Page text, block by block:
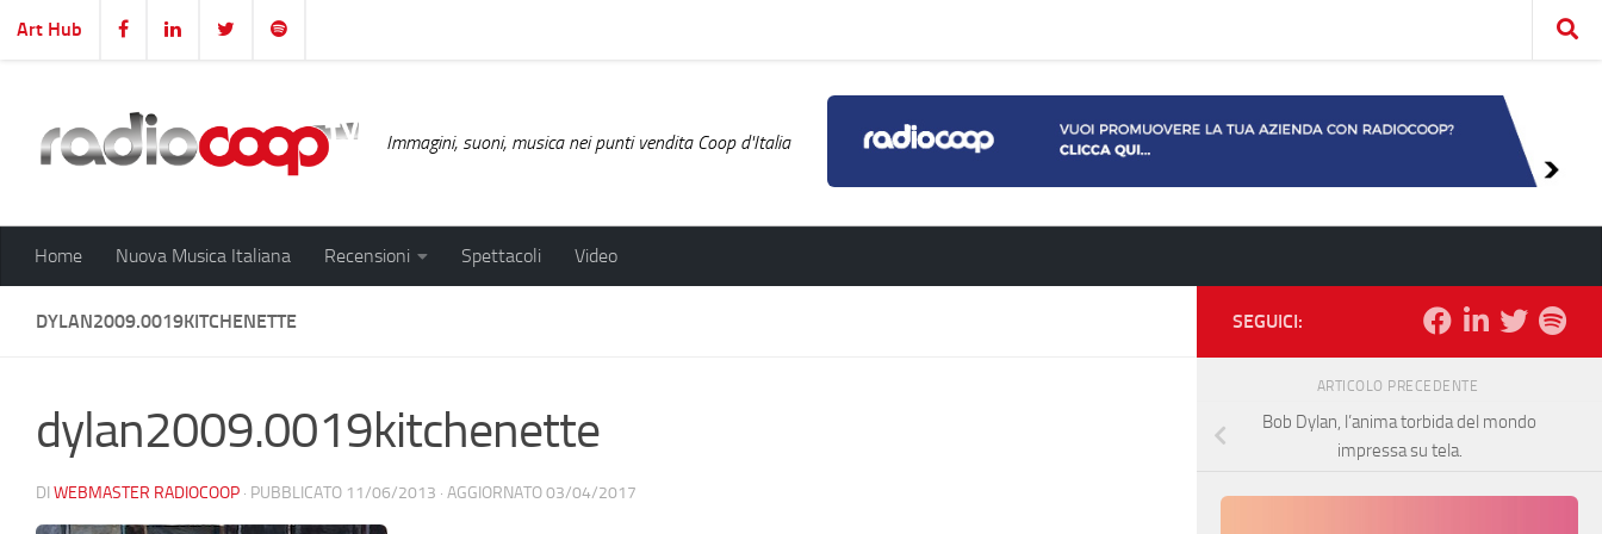
Salta al contenuto
Art Hub
Immagini, suoni, musica nei punti vendita Coop d'Italia
Home Nuova Musica Italiana Recensioni Spettacoli Video
DYLAN2009.0019KITCHENETTE
dylan2009.0019kitchenette
DI WEBMASTER RADIOCOOP · PUBBLICATO 11/06/2013 · AGGIORNATO03/04/2017
SEGUICI:
ARTICOLO PRECEDENTE
Bob Dylan, l’anima torbida del mondo
impressa su tela.